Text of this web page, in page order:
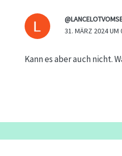
31. MÄRZ 2024 UM
Kann es aber auch nicht.